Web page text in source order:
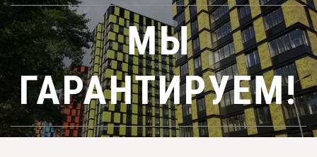
МЫ
ГАРАНТИРУЕМ!­­